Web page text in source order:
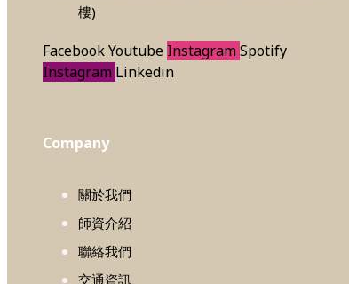
樓)
FacebookYoutube InstagramSpotify
Instagram Linkedin
Company
關於我們
師資介紹
聯絡我們
交通資訊